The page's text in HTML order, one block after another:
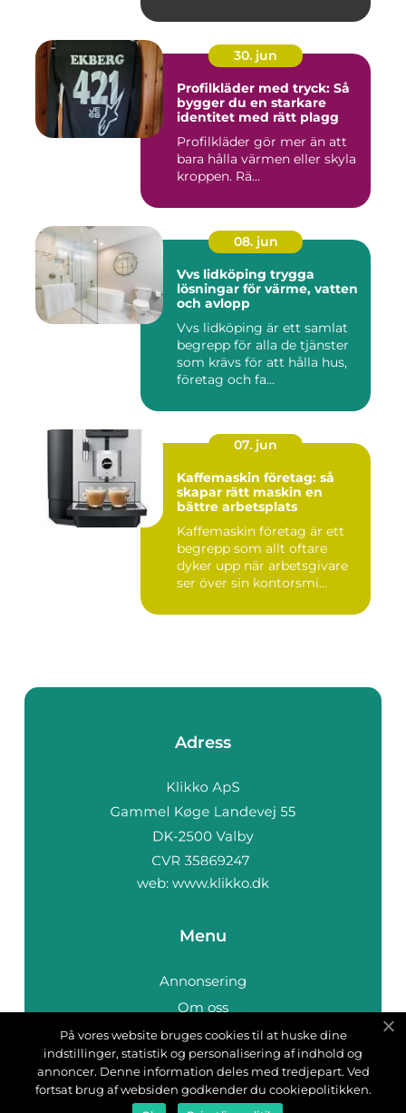
30. jun
Profilkläder med tryck: Så
bygger du en starkare
identitet med rätt plagg
Profilkläder gör mer än att
bara hålla värmen eller skyla
kroppen. Rä...
08. jun
Vvs lidköping trygga
lösningar för värme, vatten
och avlopp
Vvs lidköping är ett samlat
begrepp för alla de tjänster
som krävs för att hålla hus,
företag och fa...
07. jun
Kaffemaskin företag: så
skapar rätt maskin en
bättre arbetsplats
Kaffemaskin företag är ett
begrepp som allt oftare
dyker upp när arbetsgivare
ser över sin kontorsmi...
Adress
web: www.klikko.dk
Menu
Annonsering
Om oss
Cookies
Kontakta oss
Sitemap
På vores website bruges cookies til at huske dine
indstillinger, statistik og personalisering af indhold og
annoncer. Denne information deles med tredjepart. Ved
fortsat brug af websiden godkender du cookiepolitikken.